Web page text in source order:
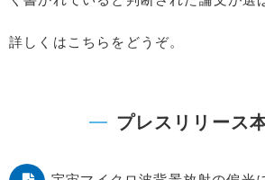
詳しくはこちらをどうぞ。
プレスリリース